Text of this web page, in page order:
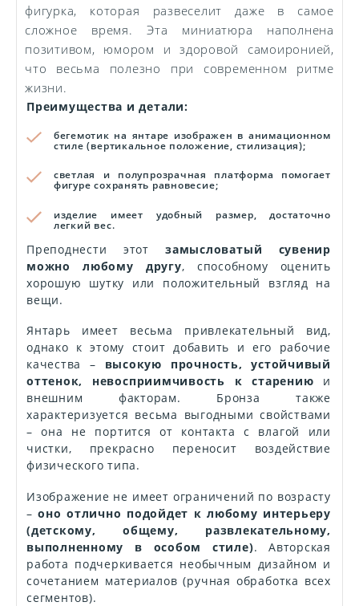
фигурка, которая развеселит даже в самое
сложное время. Эта миниатюра наполнена
позитивом, юмором и здоровой самоиронией,
что весьма полезно при современном ритме
жизни.
Преимущества и детали:
бегемотик на янтаре изображен в анимационном
стиле (вертикальное положение, стилизация);
светлая и полупрозрачная платформа помогает
фигуре сохранять равновесие;
изделие имеет удобный размер, достаточно
легкий вес.
Преподнести этотзамысловатый сувенир
можно любому другу, способному оценить
хорошую шутку или положительный взгляд на
вещи.
Янтарь имеет весьма привлекательный вид,
однако к этому стоит добавить и его рабочие
качества – высокую прочность, устойчивый
оттенок, невосприимчивость к старению и
внешним факторам. Бронза также
характеризуется весьма выгодными свойствами
– она не портится от контакта с влагой или
чистки, прекрасно переносит воздействие
физического типа.
Изображение не имеет ограничений по возрасту
–оно отлично подойдет к любому интерьеру
(детскому, общему, развлекательному,
выполненному в особом стиле). Авторская
работа подчеркивается необычным дизайном и
сочетанием материалов (ручная обработка всех
сегментов).